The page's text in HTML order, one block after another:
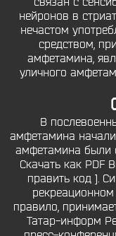
нейронов в
нечастом
средством,
амфетамина,
уличного
В
амфетамина
амфетамина были
Скачать как PDF
править код ].
правило,
Татар-информ